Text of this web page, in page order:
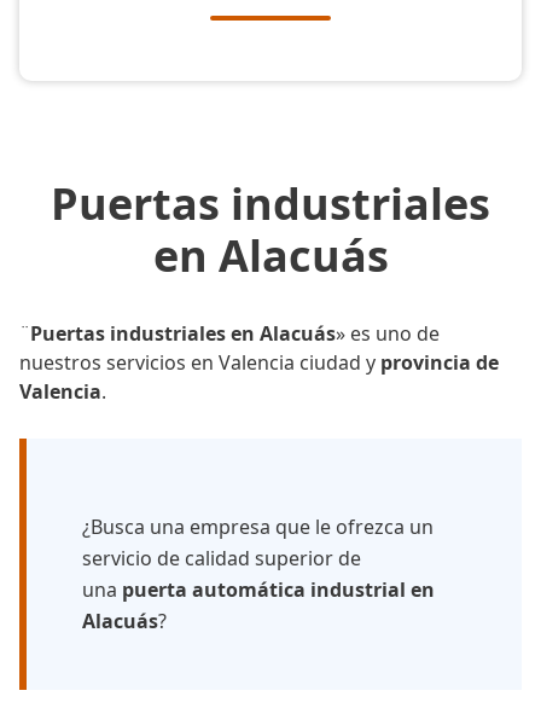
Puertas industriales
en Alacuás
¨Puertas industriales en Alacuás» es uno de
nuestros servicios en Valencia ciudad y provincia de
Valencia.
¿Busca una empresa que le ofrezca un
servicio de calidad superior de
una puerta automática industrial en
Alacuás?